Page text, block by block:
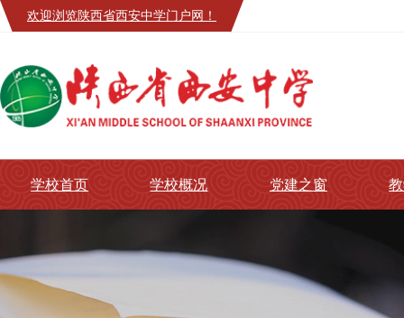
欢迎浏览陕西省西安中学门户网！
学校首页 学校概况 党建之窗